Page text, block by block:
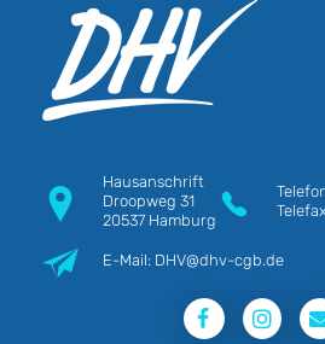
Hausanschrift
Droopweg 31
20537 Hamburg
E-Mail: DHV@dhv-cgb.de